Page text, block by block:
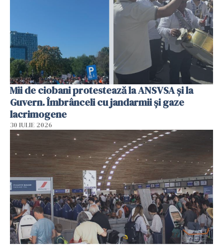
Mii de ciobani protestează la ANSVSA și la
Guvern. Îmbrânceli cu jandarmii și gaze
lacrimogene
30 IULIE 2026